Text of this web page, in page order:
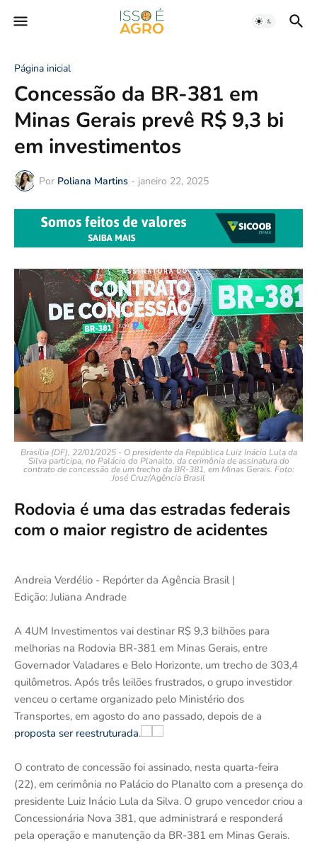
Página inicial
Concessão da BR-381 em
Minas Gerais prevê R$ 9,3 bi
em investimentos
Por Poliana Martins - janeiro 22, 2025
Brasília (DF), 22/01/2025 - O presidente da República Luiz Inácio Lula da
Silva participa, no Palácio do Planalto, da cerimônia de assinatura do
contrato de concessão de um trecho da BR-381, em Minas Gerais. Foto:
José Cruz/Agência Brasil
Rodovia é uma das estradas federais
com o maior registro de acidentes
Andreia Verdélio - Repórter da Agência Brasil |
Edição: Juliana Andrade
A 4UM Investimentos vai destinar R$ 9,3 bilhões para
melhorias na Rodovia BR-381 em Minas Gerais, entre
Governador Valadares e Belo Horizonte, um trecho de 303,4
quilômetros. Após três leilões frustrados, o grupo investidor
venceu o certame organizado pelo Ministério dos
Transportes, em agosto do ano passado, depois de a
proposta ser reestruturada.
O contrato de concessão foi assinado, nesta quarta-feira
(22), em cerimônia no Palácio do Planalto com a presença do
presidente Luiz Inácio Lula da Silva. O grupo vencedor criou a
Concessionária Nova 381, que administrará e responderá
pela operação e manutenção da BR-381 em Minas Gerais.